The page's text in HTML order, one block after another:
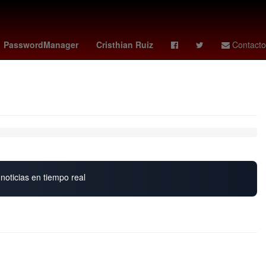
PasswordManager Cristhian Ruiz Contacto
- leeds Genética Temporada
en tiempo real